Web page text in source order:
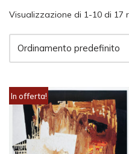
Visualizzazione di 1-10 di 17
In offerta!